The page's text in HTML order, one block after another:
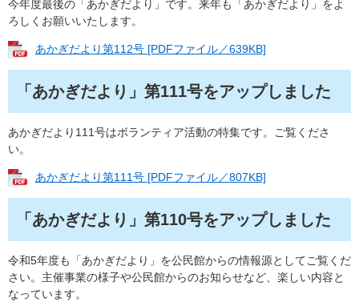
今年度最後の「あかぎだより」です。来年も「あかぎだより」をよ
ろしくお願いいたします。
あかぎだより第112号 [PDFファイル／639KB]
「あかぎだより」第111号をアップしました
あかぎだより111号はボランティア活動の特集です。ご覧くださ
い。
あかぎだより第111号 [PDFファイル／807KB]
「あかぎだより」第110号をアップしました
令和5年度も「あかぎだより」を公民館からの情報源としてご覧くだ
さい。主催事業の様子や公民館からのお知らせなど、楽しい内容と
なっています。